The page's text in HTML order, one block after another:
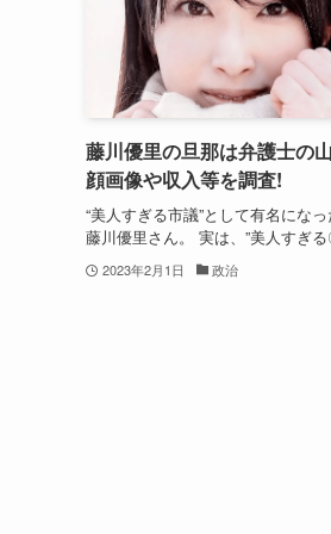
藤川優里の旦那は弁護士の
顔画像や収入等を調査!
“美人すぎる市議”として有名にな
藤川優里さん。 実は、”美人すぎ
2023年2月1日 政治